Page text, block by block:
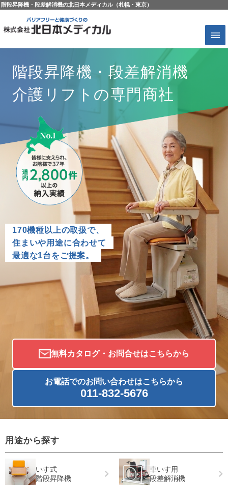
階段昇降機・段差解消機の北日本メディカル（札幌・東京）
階段昇降機・段差解消機
介護リフトの専門商社
170機種以上の取扱で、
住まいや用途に合わせて
最適な1台をご提案。
無料カタログ・お問合せはこちらから
お電話でのお問い合わせはこちらから
011-832-5676
用途から探す
いす式
階段昇降機
車いす用
段差解消機